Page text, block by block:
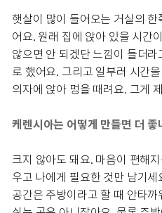
햇살이 많이 들어오는 거실의
어요. 원래 집에 앉아 있을 시간
않으면 안 되겠단 느낌이 들더
로 했어요. 그리고 일부러 시간
의자에 앉아 멍을 때려요. 그게
케렌시아는 어떻게 만들면 더 좋
크지 않아도 돼요. 마음이 편해
우고 나에게 필요한 것만 남기세
공간은 주방이라고 할 때 안타